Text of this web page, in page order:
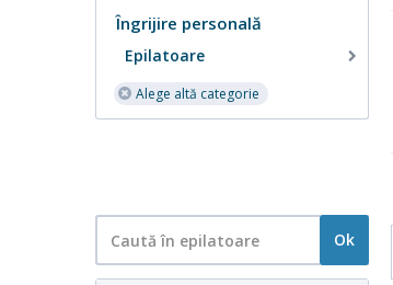
Îngrijire personală
Epilatoare
Alege altă categorie
Ok